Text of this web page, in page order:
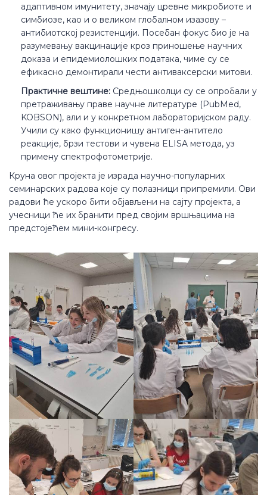
адаптивном имунитету, значају цревне микробиоте и
симбиозе, као и о великом глобалном изазову –
антибиотској резистенцији. Посебан фокус био је на
разумевању вакцинације кроз приношење научних
доказа и епидемиолошких података, чиме су се
ефикасно демонтирали чести антиваксерски митови.
Практичне вештине: Средњошколци су се опробали у
претраживању праве научне литературе (PubMed,
KOBSON), али и у конкретном лабораторијском раду.
Учили су како функционишу антиген-антитело
реакције, брзи тестови и чувена ELISA метода, уз
примену спектрофотометрије.
Круна овог пројекта је израда научно-популарних
семинарских радова које су полазници припремили. Ови
радови ће ускоро бити објављени на сајту пројекта, а
учесници ће их бранити пред својим вршњацима на
предстојећем мини-конгресу.